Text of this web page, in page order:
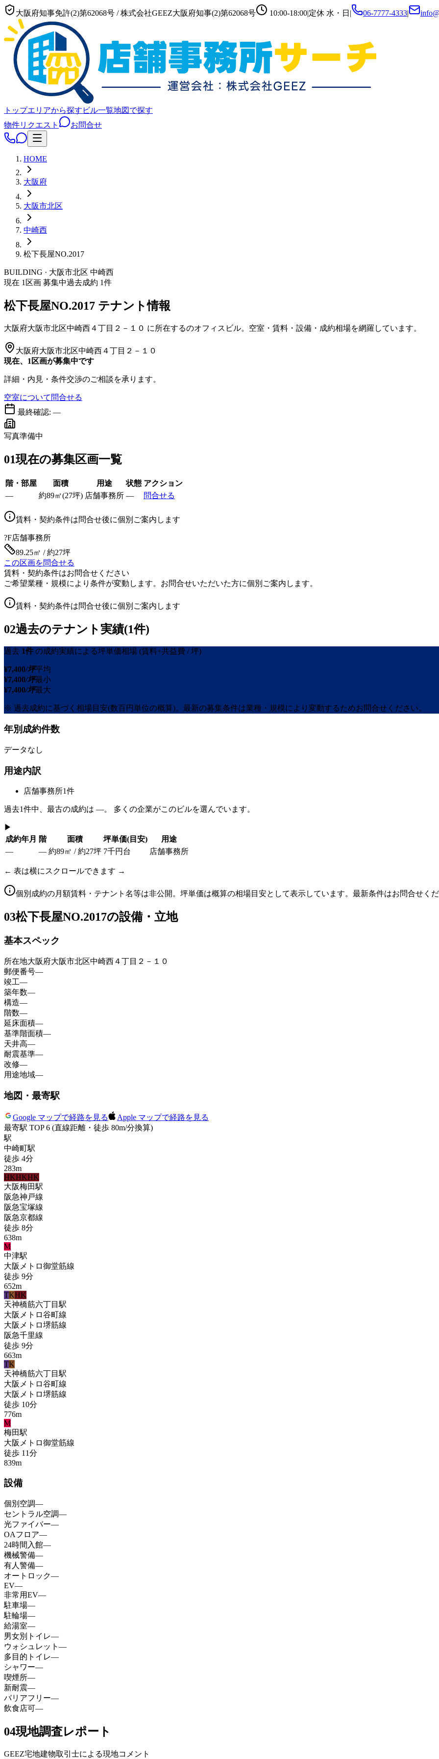
大阪府知事免許(2)第62068号 /株式会社GEEZ大阪府知事(2)第62068号 10:00-18:00|定休 水・日 | 06-7777-4333|
トップエリアから探す ビル一覧地図で探す
物件リクエスト
お問合せ
HOME
大阪府
大阪市北区
中崎西
松下長屋NO.2017
BUILDING · 大阪市北区 中崎西
現在 1 区画 募集中過去成約 1件
松下長屋NO.2017 テナント情報
大阪府大阪市北区中崎西４丁目２－１０ に所在するのオフィスビル。空室・賃料・設備・成約相場を網羅しています。
大阪府大阪市北区中崎西４丁目２－１０
現在、1区画が募集中です
詳細・内見・条件交渉のご相談を承ります。
空室について問合せる
最終確認: —
写真準備中
01現在の募集区画一覧
階・部屋 面積 用途 状態 アクション
—
約89㎡(27坪) 店舗事務所 — 問合せる
賃料・契約条件は問合せ後に個別ご案内します
?F店舗事務所
89.25㎡ / 約27坪
この区画を問合せる
賃料・契約条件はお問合せください
ご希望業種・規模により条件が変動します。お問合せいただいた方に個別ご案内します。
賃料・契約条件は問合せ後に個別ご案内します
02過去のテナント実績(1件)
過去 1件 の成約実績による坪単価相場 (賃料+共益費 / 坪)
¥7,400/坪平均
¥7,400/坪最小
¥7,400/坪最大
※ 過去成約に基づく相場目安(数百円単位の概算)。最新の募集条件は業種・規模により変動するためお問合せください。
年別成約件数
データなし
用途内訳
店舗事務所1件
過去1件中、最古の成約は —。 多くの企業がこのビルを選んでいます。
▶
成約年月 階 面積 坪単価(目安)
用途
—
— 約89㎡ / 約27坪 7千円台 店舗事務所
← 表は横にスクロールできます →
個別成約の月額賃料・テナント名等は非公開。坪単価は概算の相場目安として表示しています。最新条件はお問合せく
03松下長屋NO.2017の設備・立地
基本スペック
所在地大阪府大阪市北区中崎西４丁目２－１０
郵便番号—
竣工—
築年数—
構造—
階数—
延床面積—
基準階面積—
天井高—
耐震基準—
改修—
用途地域—
地図・最寄駅
Google マップで経路を見る
Apple マップで経路を見る
最寄駅 TOP 6 (直線距離・徒歩 80m/分換算)
駅
中崎町駅
徒歩 4分
283m
HKHKHK
大阪梅田駅
阪急神戸線
阪急宝塚線
阪急京都線
徒歩 8分
638m
M
中津駅
大阪メトロ御堂筋線
徒歩 9分
652m
TKHK
天神橋筋六丁目 駅
大阪メトロ谷町線
大阪メトロ堺筋線
阪急千里線
徒歩 9分
663m
TK
天神橋筋六丁目 駅
大阪メトロ谷町線
大阪メトロ堺筋線
徒歩 10分
776m
M
梅田駅
大阪メトロ御堂筋線
徒歩 11分
839m
設備
個別空調—
セントラル空調—
光ファイバー—
OAフロア—
24時間入館—
機械警備—
有人警備—
オートロック—
EV—
非常用EV—
駐車場—
駐輪場—
給湯室—
男女別トイレ—
ウォシュレット —
多目的トイレ—
シャワー—
喫煙所—
新耐震—
バリアフリー—
飲食店可—
04現地調査レポート
GEEZ宅地建物取引士による現地コメント